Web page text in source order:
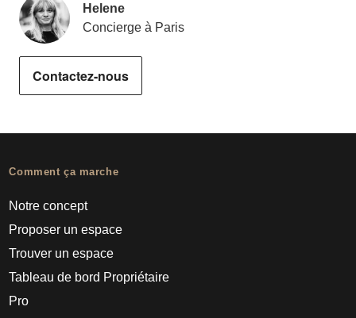
Helene
Concierge à Paris
Contactez-nous
Comment ça marche
Notre concept
Proposer un espace
Trouver un espace
Tableau de bord Propriétaire
Pro